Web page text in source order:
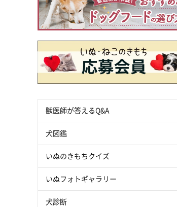
獣医師が答えるQ&A
犬図鑑
いぬのきもちクイズ
いぬフォトギャラリー
犬診断